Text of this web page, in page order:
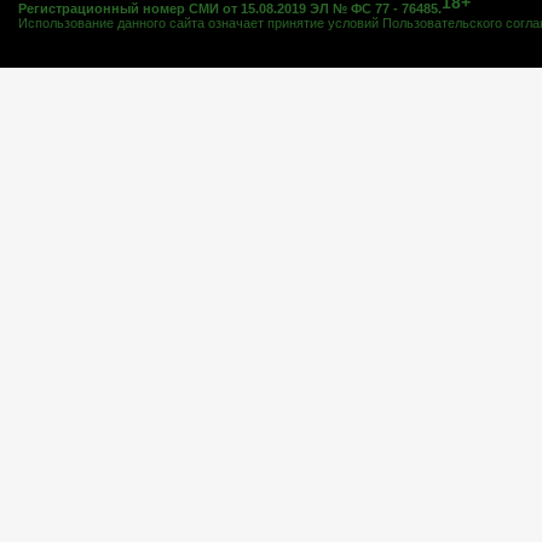
Регистрационный номер СМИ от 15.08.2019 ЭЛ № ФС 77 - 76485.
Использование данного сайта означает принятие условий Пользовательского